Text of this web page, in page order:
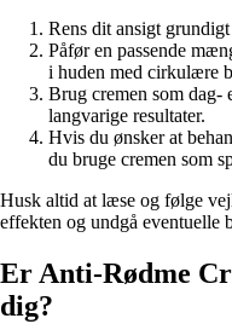
Rens dit ansigt
Påfør en passende
i huden med cirkulære
Brug cremen som dag-
langvarige resultater.
Hvis du ønsker at
du bruge cremen som
Husk altid at læse og følge
effekten og undgå eventuelle
Er Anti-Rødme
dig?